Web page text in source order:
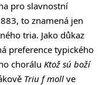
pro slavnostní
to znamená jen
tria. Jako důkaz
preference typického
chorálu Ktož sú boží
Triu f moll ve